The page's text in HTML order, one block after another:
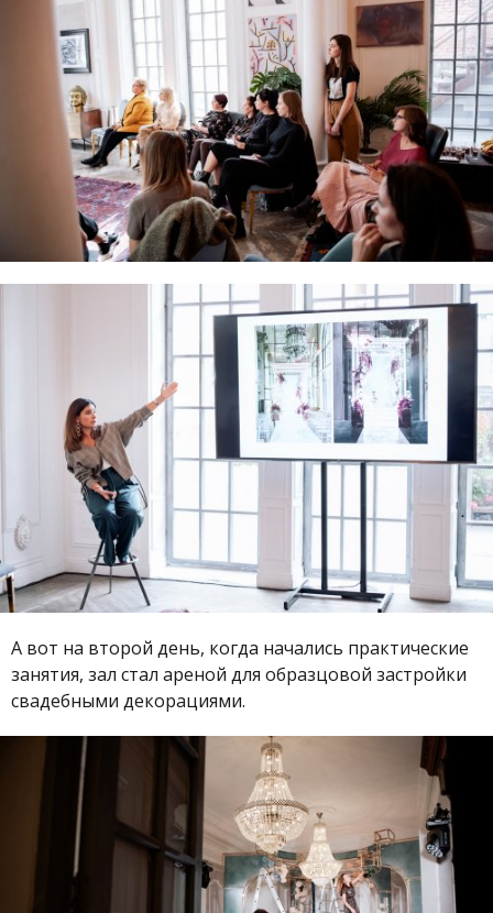
А вот на второй день, когда начались практические
занятия, зал стал ареной для образцовой застройки
свадебными декорациями.